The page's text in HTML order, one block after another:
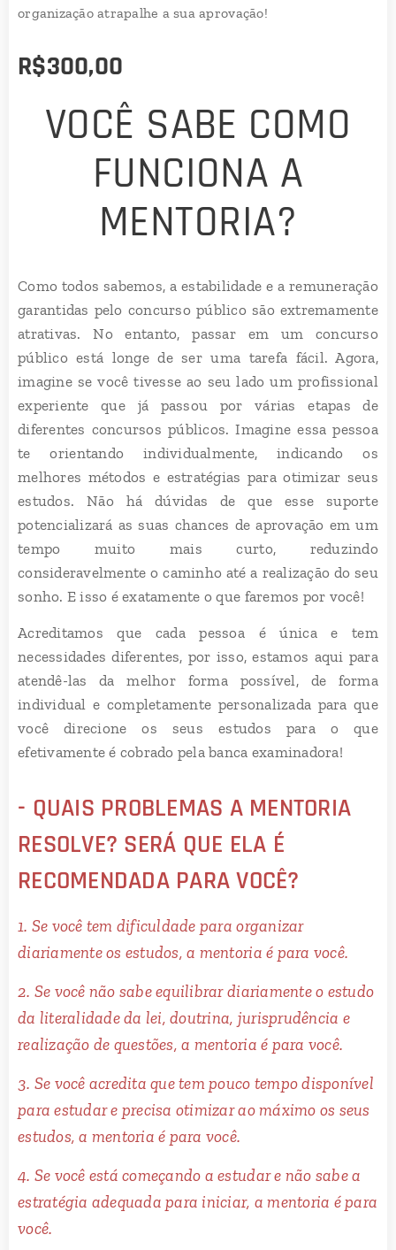
organização atrapalhe a sua aprovação!
R$300,00
VOCÊ SABE COMO
FUNCIONA A
MENTORIA?
Como todos sabemos, a estabilidade e a remuneração
garantidas pelo concurso público são extremamente
atrativas. No entanto, passar em um concurso
público está longe de ser uma tarefa fácil. Agora,
imagine se você tivesse ao seu lado um profissional
experiente que já passou por várias etapas de
diferentes concursos públicos. Imagine essa pessoa
te orientando individualmente, indicando os
melhores métodos e estratégias para otimizar seus
estudos. Não há dúvidas de que esse suporte
potencializará as suas chances de aprovação em um
tempo muito mais curto, reduzindo
consideravelmente o caminho até a realização do seu
sonho. E isso é exatamente o que faremos por você!
Acreditamos que cada pessoa é única e tem
necessidades diferentes, por isso, estamos aqui para
atendê-las da melhor forma possível, de forma
individual e completamente personalizada para que
você direcione os seus estudos para o que
efetivamente é cobrado pela banca examinadora!
- QUAIS PROBLEMAS A MENTORIA
RESOLVE? SERÁ QUE ELA É
RECOMENDADA PARA VOCÊ?
1. Se você tem dificuldade para organizar
diariamente os estudos, a mentoria é para você.
2. Se você não sabe equilibrar diariamente o estudo
da literalidade da lei, doutrina, jurisprudência e
realização de questões, a mentoria é para você.
3. Se você acredita que tem pouco tempo disponível
para estudar e precisa otimizar ao máximo os seus
estudos, a mentoria é para você.
4. Se você está começando a estudar e não sabe a
estratégia adequada para iniciar, a mentoria é para
você.